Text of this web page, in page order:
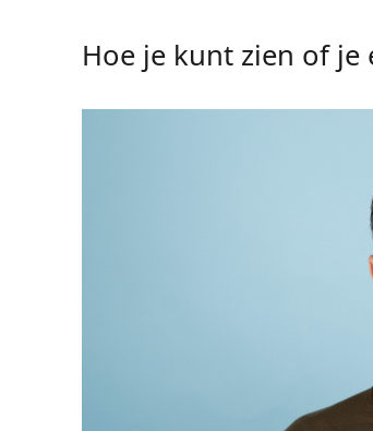
Hoe je kunt zien of je